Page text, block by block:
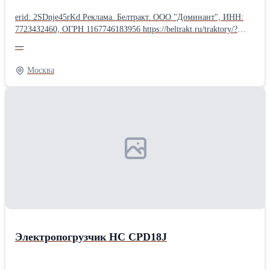
erid: 2SDnje45rKd Реклама. Белтракт. ООО "Доминант", ИНН:
772З4З2460, ОГРН 116774618З956 https://beltrakt.ru/traktory/?
круглый год! Уборка улиц и тротуаров, очистка дорог от снега,
погрузка материалов, вывоз мусора или засыпка траншей - в
«Белтракт» найдётся техника для самых разных коммунальных
задач. В каталоге представлены уборочно-погрузочные,
работе. Расскажите нам о своих задачах - поможем подобрать
подходящую модель и комплектацию.
—
Москва
Электропогрузчик НC CPD18J